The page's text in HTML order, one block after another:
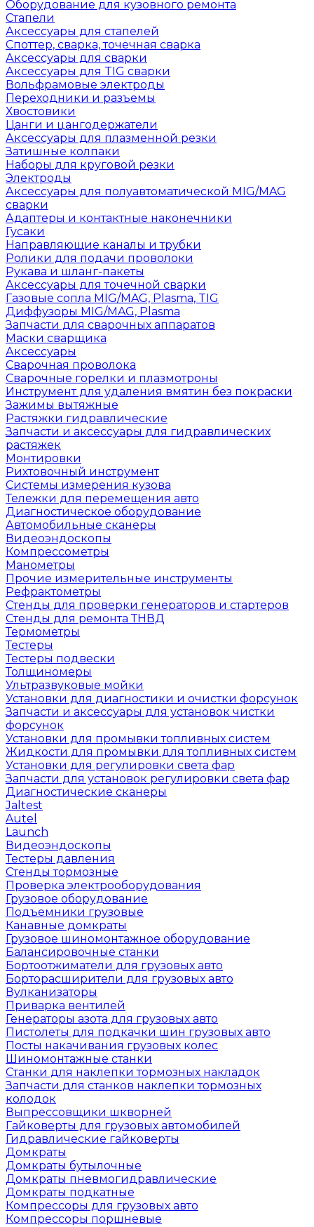
Оборудование для кузовного ремонта
Стапели
Аксессуары для стапелей
Споттер, сварка, точечная сварка
Аксессуары для сварки
Аксессуары для TIG сварки
Вольфрамовые электроды
Переходники и разъемы
Хвостовики
Цанги и цангодержатели
Аксессуары для плазменной резки
Затишные колпаки
Наборы для круговой резки
Электроды
Аксессуары для полуавтоматической MIG/MAG
сварки
Адаптеры и контактные наконечники
Гусаки
Направляющие каналы и трубки
Ролики для подачи проволоки
Рукава и шланг-пакеты
Аксессуары для точечной сварки
Газовые сопла MIG/MAG, Plasma, TIG
Диффузоры MIG/MAG, Plasma
Запчасти для сварочных аппаратов
Маски сварщика
Аксессуары
Сварочная проволока
Сварочные горелки и плазмотроны
Инструмент для удаления вмятин без покраски
Зажимы вытяжные
Растяжки гидравлические
Запчасти и аксессуары для гидравлических
растяжек
Монтировки
Рихтовочный инструмент
Системы измерения кузова
Тележки для перемещения авто
Диагностическое оборудование
Автомобильные сканеры
Видеоэндоскопы
Компрессометры
Манометры
Прочие измерительные инструменты
Рефрактометры
Стенды для проверки генераторов и стартеров
Стенды для ремонта ТНВД
Термометры
Тестеры
Тестеры подвески
Толщиномеры
Ультразвуковые мойки
Установки для диагностики и очистки форсунок
Запчасти и аксессуары для установок чистки
форсунок
Установки для промывки топливных систем
Жидкости для промывки для топливных систем
Установки для регулировки света фар
Запчасти для установок регулировки света фар
Диагностические сканеры
Jaltest
Autel
Launch
Видеоэндоскопы
Тестеры давления
Стенды тормозные
Проверка электрооборудования
Грузовое оборудование
Подъемники грузовые
Канавные домкраты
Грузовое шиномонтажное оборудование
Балансировочные станки
Бортоотжиматели для грузовых авто
Борторасширители для грузовых авто
Вулканизаторы
Приварка вентилей
Генераторы азота для грузовых авто
Пистолеты для подкачки шин грузовых авто
Посты накачивания грузовых колес
Шиномонтажные станки
Станки для наклепки тормозных накладок
Запчасти для станков наклепки тормозных
колодок
Выпрессовщики шкворней
Гайковерты для грузовых автомобилей
Гидравлические гайковерты
Домкраты
Домкраты бутылочные
Домкраты пневмогидравлические
Домкраты подкатные
Компрессоры для грузовых авто
Компрессоры поршневые